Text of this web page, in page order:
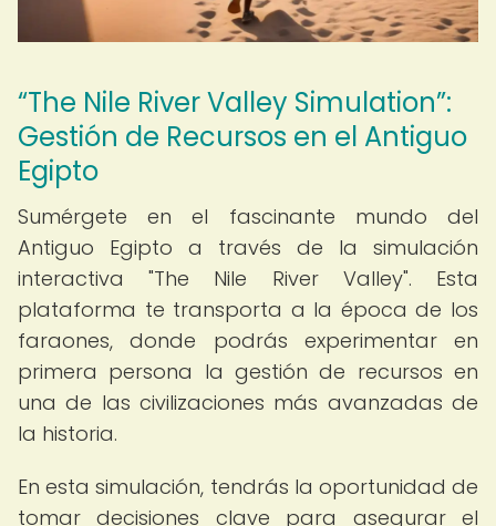
“The Nile River Valley Simulation”:
Gestión de Recursos en el Antiguo
Egipto
Sumérgete en el fascinante mundo del
Antiguo Egipto a través de la simulación
interactiva "The Nile River Valley". Esta
plataforma te transporta a la época de los
faraones, donde podrás experimentar en
primera persona la gestión de recursos en
una de las civilizaciones más avanzadas de
la historia.
En esta simulación, tendrás la oportunidad de
tomar decisiones clave para asegurar el